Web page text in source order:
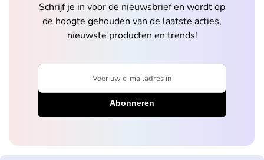
Schrijf je in voor de nieuwsbrief en wordt op
de hoogte gehouden van de laatste acties,
nieuwste producten en trends!
Voer uw e-mailadres in